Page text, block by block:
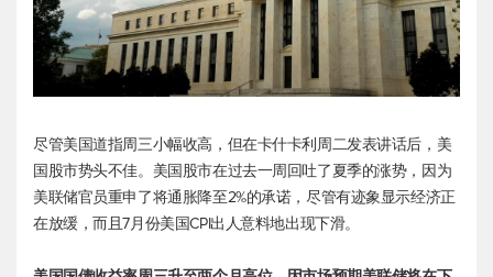
尽管美国道指周三小幅收高，但在卡什卡利周二发表讲话后，美
国股市势头不佳。美国股市在过去一周回吐了夏季的涨势，因为
美联储官员重申了将通胀降至2%的承诺，尽管有迹象显示经济正
在放缓，而且7月份美国CPI出人意料地出现下滑。